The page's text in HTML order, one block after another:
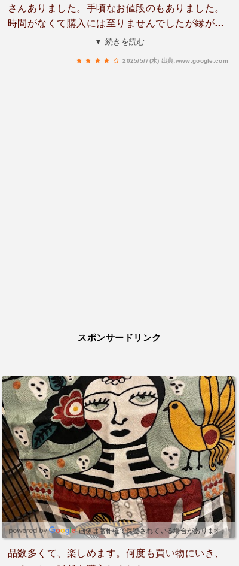
さんありました。手頃なお値段のもありました。
時間がなくて購入には至りませんでしたが縁があ
ればまた絶対にいきたいお店です。近場に住んで
▼ 続きを読む
2025/5/7(水) 出典:www.google.com
スポンサードリンク
画像は著作権で保護されている場合があります。
品数多くて、楽しめます。何度も買い物にいき、